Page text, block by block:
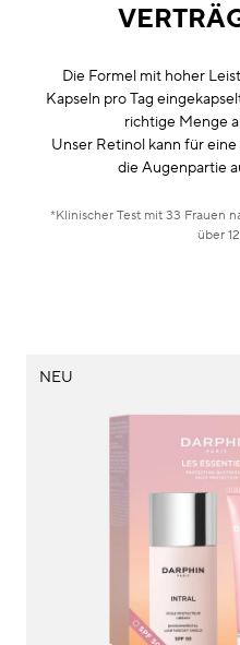
Die Formel mit hoher
Kapseln pro Tag
richtige Menge
Unser Retinol kann für
die Augenpartie
*Klinischer Test mit 33 Frauen
über
NEU